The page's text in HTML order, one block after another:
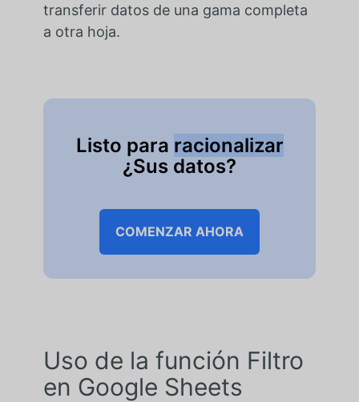
transferir datos de una gama completa
a otra hoja.
Listo para racionalizar
¿Sus datos?
COMENZAR AHORA
Uso de la función Filtro
en Google Sheets